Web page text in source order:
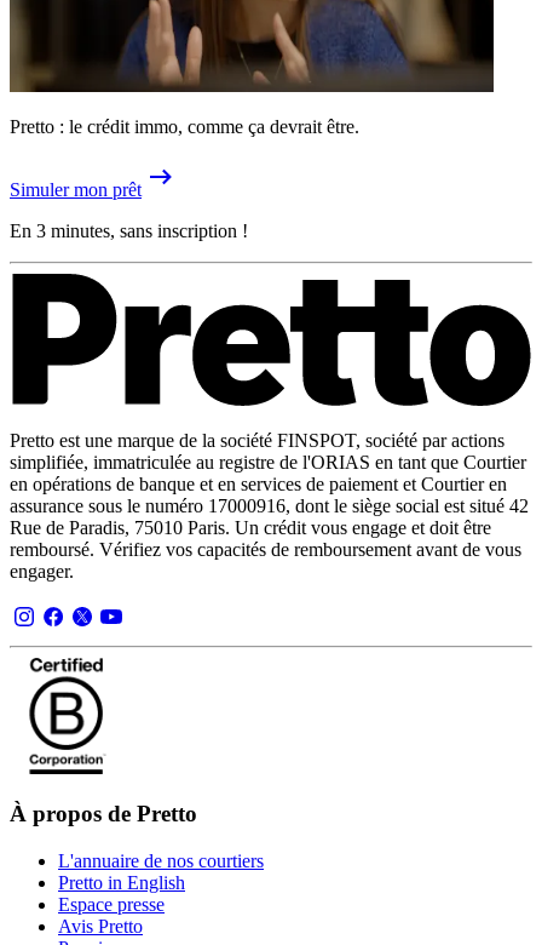
Pretto : le crédit immo, comme ça devrait être.
Simuler mon prêt
En 3 minutes, sans inscription !
Pretto est une marque de la société FINSPOT, société par actions
simplifiée, immatriculée au registre de l'ORIAS en tant que Courtier
en opérations de banque et en services de paiement et Courtier en
assurance sous le numéro 17000916, dont le siège social est situé 42
Rue de Paradis, 75010 Paris. Un crédit vous engage et doit être
remboursé. Vérifiez vos capacités de remboursement avant de vous
engager.
À propos de Pretto
L'annuaire de nos courtiers
Pretto in English
Espace presse
Avis Pretto